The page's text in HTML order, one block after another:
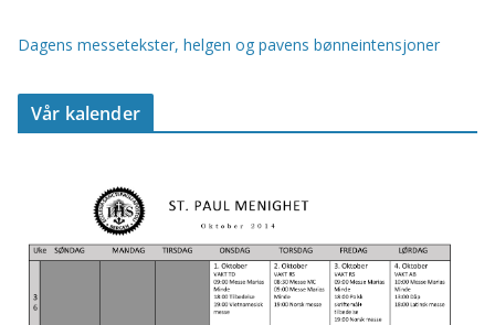
Dagens messetekster, helgen og pavens bønneintensjoner
Vår kalender